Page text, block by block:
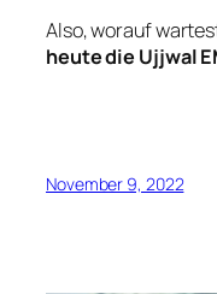
Also, worauf
heute die Ujjwal
November 9, 2022